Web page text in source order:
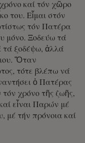
καί τόν χῶρο
του. Εἶμαι στόν
τόν Πατέρα
μόνο. Ξοδεύω τά
τά ξοδέψω, ἀλλά
Ὅταν
τότε βλέπω νά
ὁ Πατέρας
χρόνο τῆς ζωῆς,
εἶναι Παρών μέ
μέ τήν πρόνοια καί